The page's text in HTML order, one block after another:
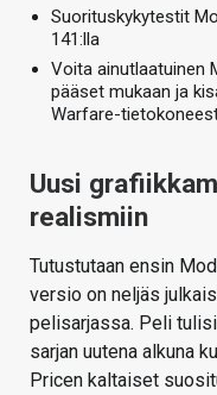
Suorituskykytestit
141:lla
Voita ainutlaatuinen
pääset mukaan ja
Warfare-
Uusi
realismiin
Tutustutaan ensin
versio on neljäs
pelisarjassa. Peli
sarjan uutena alkuna
Pricen kaltaiset